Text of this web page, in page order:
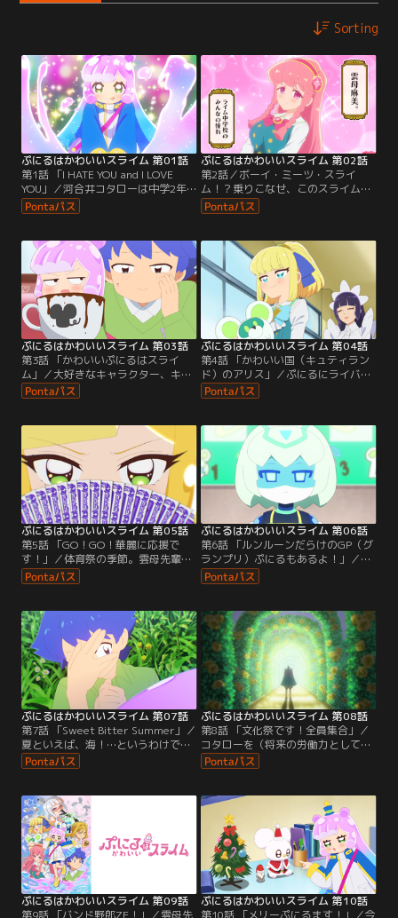
Sorting
ぷにるはかわいいスライム 第01話
第1話 「I HATE YOU and I LOVE
YOU」／河合井コタローは中学2年
生。子供のころに作ったスライムに
命が宿り、「ぷにる」と名づけ仲良
月日でぷにるは超絶美少女の姿に成
長！ついドギマギして冷たく接して
しまうコタローに、ぷにるは様々な
姿に変身して「かわいい」と言わせ
ようとするが…。
ぷにるはかわいいスライム 第02話
第2話／ボーイ・ミーツ・スライ
ム！？乗りこなせ、このスライムウ
ェーブを！これはスライムのぷにる
と中学生のコタローがともだちじゃ
ローは中学2年生男子。小学生の時
に作ったスライムに命が宿り、以来
7年間、ぷにると名付けたスライム
と“ともだち”として仲良く一緒に過
ごしていた。ただし、コタローにと
って一つ問題が……。
ぷにるはかわいいスライム 第03話
第3話 「かわいいぷにるはスライ
ム」／大好きなキャラクター、キュ
ティちゃんのコラボカフェにやって
来たコタロー。キュティちゃんに囲
が、ぷにるに後をつけられてい
て…。5月5日はこどもの日。南波に
誘われ、コタローとぷにるはこども
チャンバラ大会に参加することにな
った。豪華な景品を狙う猛者たちに
立ち向かうぷにる。
ぷにるはかわいいスライム 第04話
第4話 「かわいい国（キュティラン
ド）のアリス」／ぷにるにライバル
登場！？コタローのクラスメイトの
御金賀アリスは、「キュティラン
様。“KAWAII”王座をめぐり火花を散
らすぷにるとアリスだが、アリスは
自分が作ったキャラクターのルンル
ーンには命が宿らないため、ぷにる
を羨ましく思っていた。
ぷにるはかわいいスライム 第05話
第5話 「GO！GO！華麗に応援で
す！」／体育祭の季節。雲母先輩は
準備の忙しさ（による子供とのふれ
あい不足）で元気がない。ぷにるは
一方、宝代が連れてきた新しいルン
ルーンの預け先を巡り、ぷにると南
波の真剣勝負が今、始まる！
ぷにるはかわいいスライム 第06話
第6話 「ルンルーンだらけのGP（グ
ランプリ）ぷにるもあるよ！」／皆
が「ベツモノ」のルンルーンと仲良
くしているのが受け入れられないア
の仲直りを試みるも、なかなかうま
くいかない。そこで、「本物」を決
める大会が開かれた！？「ベツモ
ノ」のルンルーン、宝代が作った新
しいルンルーン、さらにはルンルー
ンになりきった宝代…。
ぷにるはかわいいスライム 第07話
第7話 「Sweet Bitter Summer」／
夏といえば、海！…というわけで海
水浴にやってきたコタロー達。とこ
ろが肝心の“あの人たち“が見当たら
れの雲母先輩と初デート（？）。カ
ッコつけようと背伸びをするコタロ
ーを見て、雲母先輩がかけた言葉と
は…？そして、夏休み最終日なのに
宿題が終わっていないコタローと南
波。
ぷにるはかわいいスライム 第08話
第8話 「文化祭です！全員集合」／
コタローを（将来の労働力として）
取り合い、文化祭の出し物で勝負を
することになったぷにるとアリス。
のために働くわけがないと自信満々
のぷにるだったが、コタローはぷに
るの「知らない一面」を見せ始め
る…！
ぷにるはかわいいスライム 第09話
ぷにるはかわいいスライム 第10話